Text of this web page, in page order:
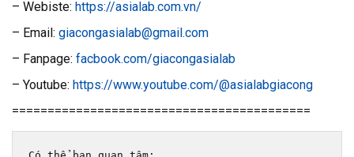
– Webiste: https://asialab.com.vn/
– Email: giacongasialab@gmail.com
– Fanpage: facbook.com/giacongasialab
– Youtube: https://www.youtube.com/@asialabgiacong
==========================================